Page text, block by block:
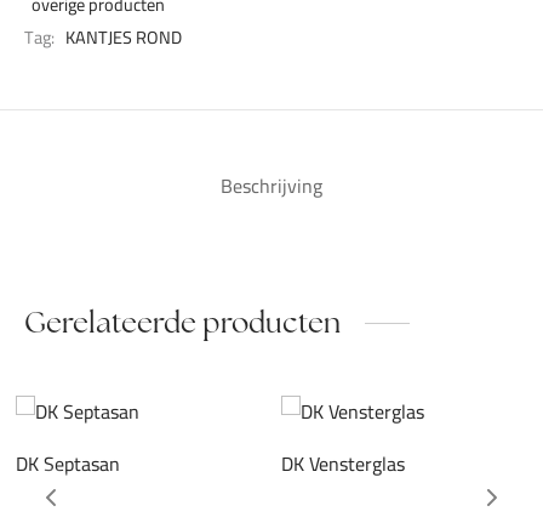
Tag: KANTJES ROND
Beschrijving
Gerelateerde producten
DK Septasan DK Vensterglas